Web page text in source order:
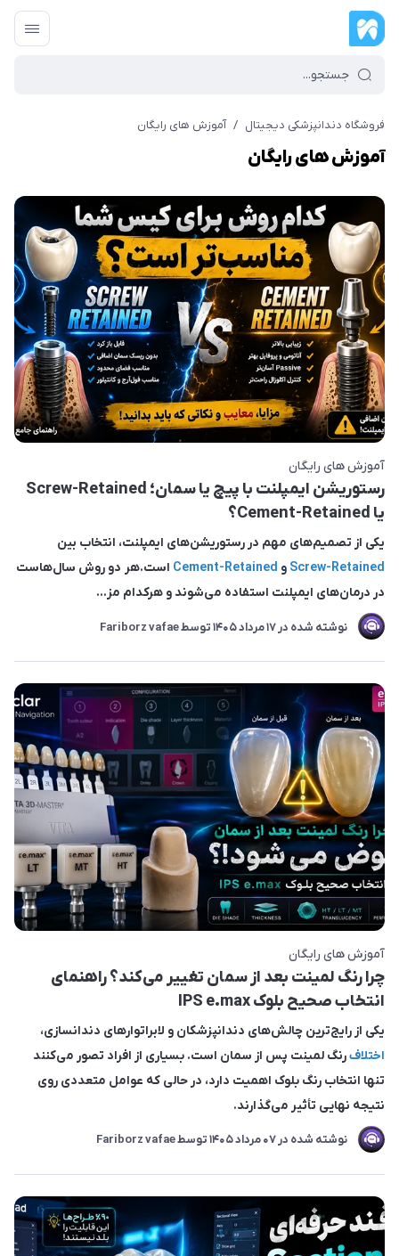
فروشگاه دندانپزشکی دیجیتال / آموزش های رایگان
آموزش های رایگان
آموزش های رایگان
رستوریشن ایمپلنت با پیچ یا سمان؛ Screw-Retained
یا Cement-Retained؟
یکی از تصمیم‌های مهم در رستوریشن‌های ایمپلنت، انتخاب بین
Screw-Retained و Cement-Retained است.هر دو روش سال‌هاست
در درمان‌های ایمپلنت استفاده می‌شوند و هرکدام مز...
نوشته شده در 17 مرداد 1405 توسطFariborz vafae
آموزش های رایگان
چرا رنگ لمینت بعد از سمان تغییر می‌کند؟ راهنمای
انتخاب صحیح بلوک IPS e.max
یکی از رایج‌ترین چالش‌های دندانپزشکان و لابراتوارهای دندانسازی،
اختلافرنگ لمینت پس از سمان است. بسیاری از افراد تصور می‌کنند
تنها انتخاب رنگ بلوک اهمیت دارد، در حالی که عوامل متعددی روی
نتیجه نهایی تأثیر می‌گذارند.
نوشته شده در 07 مرداد 1405 توسطFariborz vafae